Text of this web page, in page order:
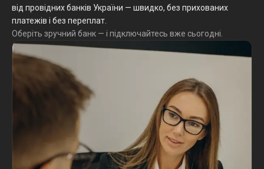
від провідних банків України — швидко, без прихованих
платежів і без переплат.
Оберіть зручний банк — і підключайтесь вже сьогодні.